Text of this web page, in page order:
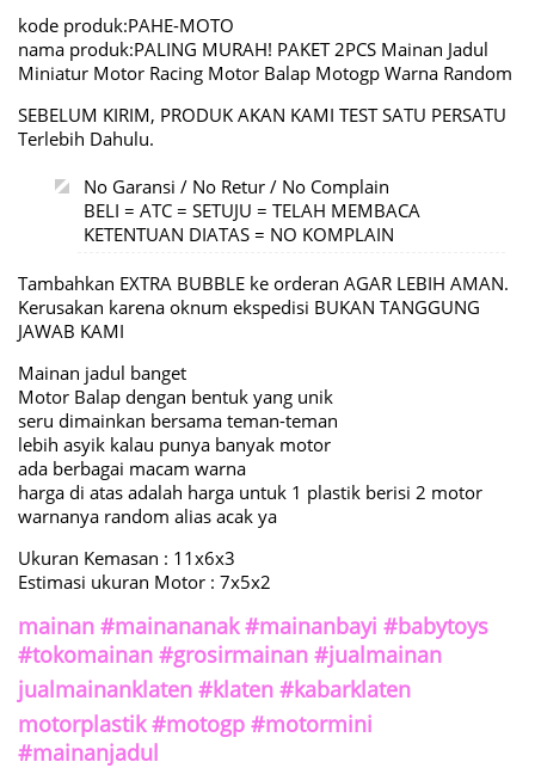
kode produk:PAHE-MOTO
nama produk:PALING MURAH! PAKET 2PCS Mainan Jadul
Miniatur Motor Racing Motor Balap Motogp Warna Random
SEBELUM KIRIM, PRODUK AKAN KAMI TEST SATU PERSATU
Terlebih Dahulu.
No Garansi / No Retur / No Complain
BELI = ATC = SETUJU = TELAH MEMBACA
KETENTUAN DIATAS = NO KOMPLAIN
Tambahkan EXTRA BUBBLE ke orderan AGAR LEBIH AMAN.
Kerusakan karena oknum ekspedisi BUKAN TANGGUNG
JAWAB KAMI
Mainan jadul banget
Motor Balap dengan bentuk yang unik
seru dimainkan bersama teman-teman
lebih asyik kalau punya banyak motor
ada berbagai macam warna
harga di atas adalah harga untuk 1 plastik berisi 2 motor
warnanya random alias acak ya
Ukuran Kemasan : 11x6x3
Estimasi ukuran Motor : 7x5x2
mainan #mainananak #mainanbayi #babytoys
#tokomainan #grosirmainan #jualmainan
jualmainanklaten #klaten #kabarklaten
motorplastik #motogp #motormini
#mainanjadul